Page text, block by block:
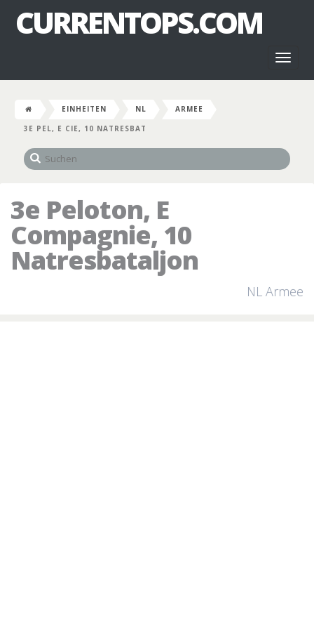
CURRENTOPS.COM
EINHEITEN NL
ARMEE
3E PEL, E CIE, 10 NATRESBAT
3e Peloton, E
Compagnie, 10
Natresbataljon
NL Armee